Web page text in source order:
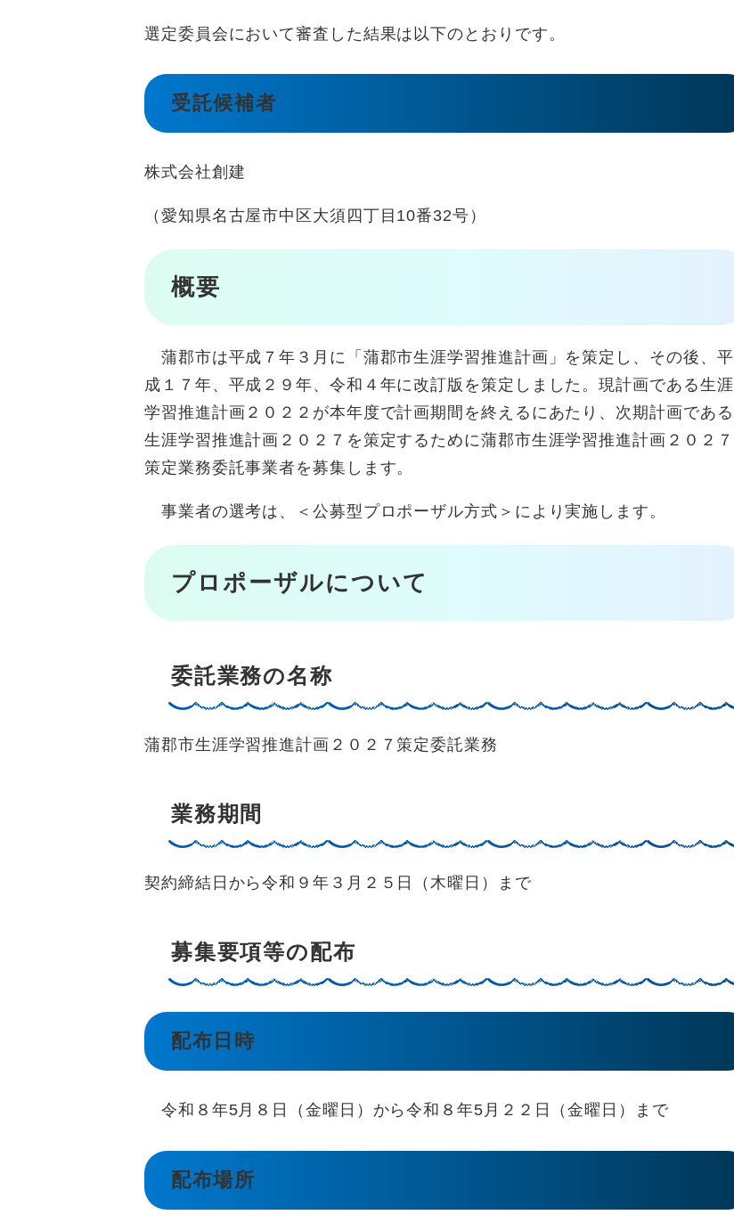
選定委員会において審査した結果は以下のとおりです。
受託候補者
株式会社創建
（愛知県名古屋市中区大須四丁目10番32号）
概要
蒲郡市は平成７年３月に「蒲郡市生涯学習推進計画」を策定し、その後、平
成１７年、平成２９年、令和４年に改訂版を策定しました。現計画である生涯
学習推進計画２０２２が本年度で計画期間を終えるにあたり、次期計画である
生涯学習推進計画２０２７を策定するために蒲郡市生涯学習推進計画２０２７
策定業務委託事業者を募集します。
事業者の選考は、＜公募型プロポーザル方式＞により実施します。
プロポーザルについて
委託業務の名称
蒲郡市生涯学習推進計画２０２７策定委託業務
業務期間
契約締結日から令和９年３月２５日（木曜日）まで
募集要項等の配布
配布日時
令和８年5月８日（金曜日）から令和８年5月２２日（金曜日）まで
配布場所